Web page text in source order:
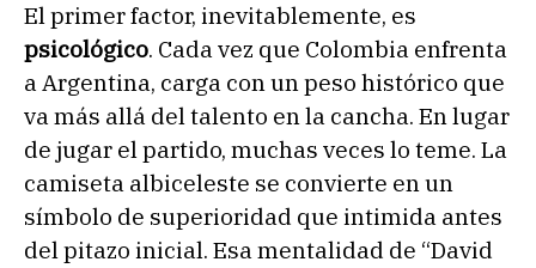
El primer factor, inevitablemente, es
psicológico. Cada vez que Colombia enfrenta
a Argentina, carga con un peso histórico que
va más allá del talento en la cancha. En lugar
de jugar el partido, muchas veces lo teme. La
camiseta albiceleste se convierte en un
símbolo de superioridad que intimida antes
del pitazo inicial. Esa mentalidad de “David